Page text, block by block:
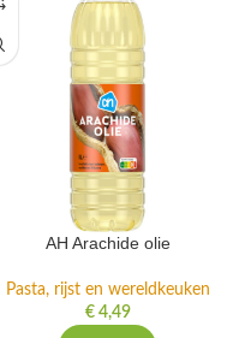
AH Arachide olie
Pasta, rijst en wereldkeuken
€4,49